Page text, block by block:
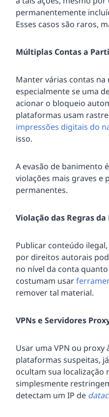
permanentemente
Esses casos são raros,
Múltiplas Contas a
Manter várias contas
especialmente se uma
acionar o bloqueio
plataformas usam
impressões digitais do
isso.
A evasão de banimento
violações mais graves e
permanentes.
Violação das Regras
Publicar conteúdo
por direitos autorais
no nível da conta
costumam usar
remover tal material.
VPNs e Servidores
Usar uma VPN ou proxy
plataformas suspeitas,
ocultam sua localização
simplesmente
detectam um IP de